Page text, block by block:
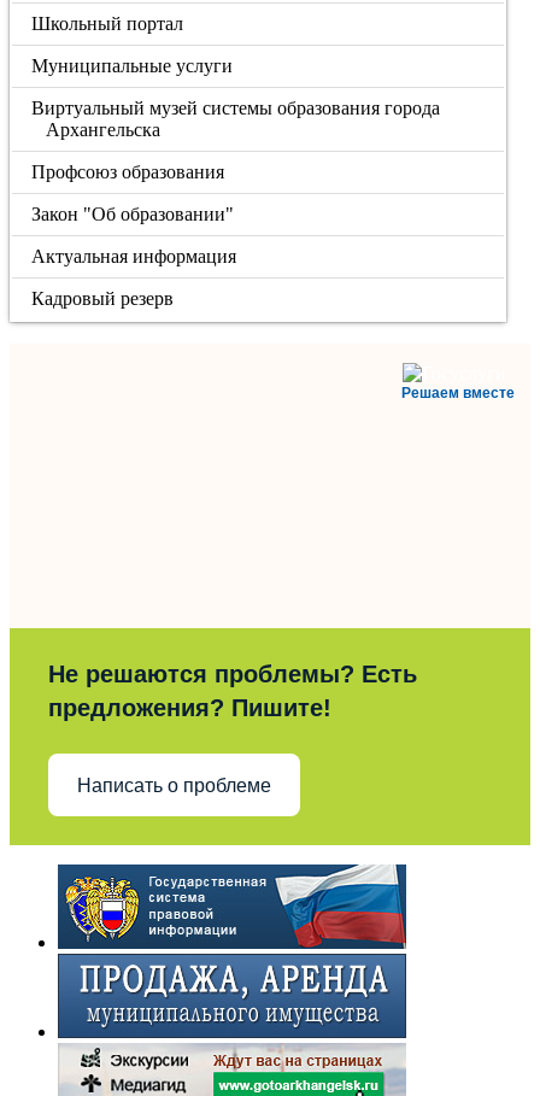
Школьный портал
Муниципальные услуги
Виртуальный музей системы образования города
Архангельска
Профсоюз образования
Закон "Об образовании"
Актуальная информация
Кадровый резерв
Решаем вместе
Не решаются проблемы? Есть
предложения? Пишите!
Написать о проблеме